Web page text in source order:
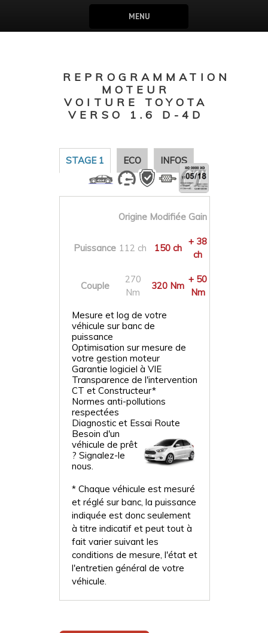
MENU
REPROGRAMMATION
MOTEUR
VOITURE TOYOTA
VERSO 1.6 D-4D
STAGE 1 ECO INFOS
Origine Modifiée Gain
Puissance 112 ch 150 ch
+ 38
ch
Couple
270
Nm
320 Nm
+ 50
Nm
Mesure et log de votre
véhicule sur banc de
puissance
Optimisation sur mesure de
votre gestion moteur
Garantie logiciel à VIE
Transparence de l'intervention
CT et Constructeur*
Normes anti-pollutions
respectées
Diagnostic et Essai Route
Besoin d'un
véhicule de prêt
? Signalez-le
nous.
* Chaque véhicule est mesuré
et réglé sur banc, la puissance
indiquée est donc seulement
à titre indicatif et peut tout à
fait varier suivant les
conditions de mesure, l'état et
l'entretien général de votre
véhicule.